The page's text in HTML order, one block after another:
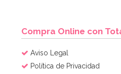
Compra Online con
Aviso Legal
Política de Privacidad